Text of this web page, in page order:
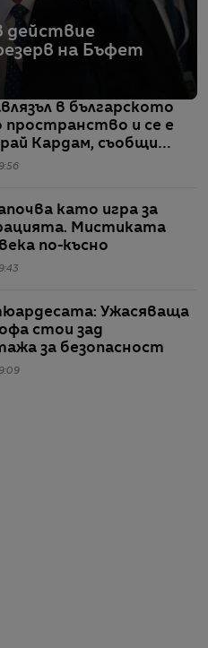
действие
на Бъфет
в българското
пространство и се е
Кардам, съобщи
като игра за
Мистиката
по-късно
Ужасяваща
стои зад
за безопасност